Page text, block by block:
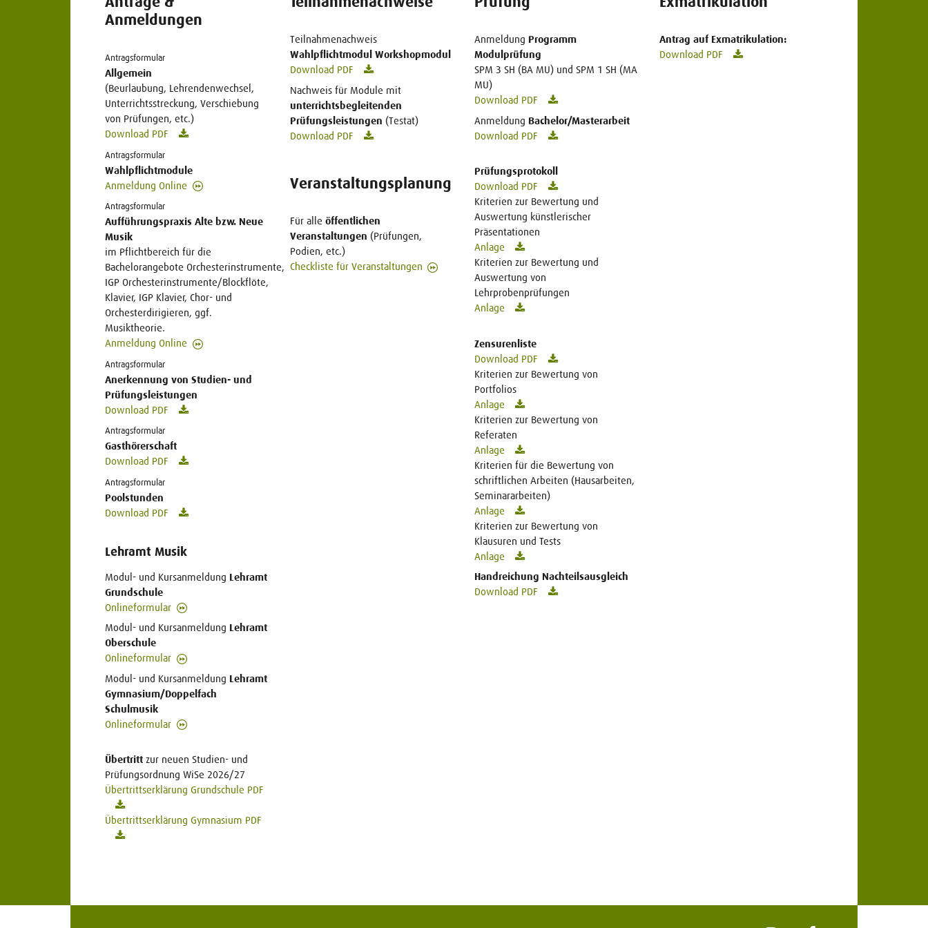
Anmeldungen
Antragsformular
Allgemein
(Beurlaubung, Lehrendenwechsel,
Unterrichtsstreckung, Verschiebung
von Prüfungen, etc.)
Download PDF
Antragsformular
Wahlpflichtmodule
Anmeldung Online
Antragsformular
Aufführungspraxis Alte bzw. Neue
Musik
im Pflichtbereich für die
Bachelorangebote Orchesterinstrumente,
IGP Orchesterinstrumente/Blockflöte,
Klavier, IGP Klavier, Chor- und
Orchesterdirigieren, ggf.
Musiktheorie.
Anmeldung Online
Antragsformular
Anerkennung von Studien- und
Prüfungsleistungen
Download PDF
Antragsformular
Gasthörerschaft
Download PDF
Antragsformular
Poolstunden
Download PDF
Lehramt Musik
Modul- und Kursanmeldung Lehramt
Grundschule
Onlineformular
Modul- und Kursanmeldung Lehramt
Oberschule
Onlineformular
Modul- und Kursanmeldung Lehramt
Gymnasium/Doppelfach
Schulmusik
Onlineformular
Übertritt zur neuen Studien- und
Prüfungsordnung WiSe 2026/27
Übertrittserklärung Grundschule PDF
Übertrittserklärung Gymnasium PDF
Teilnahmenachweis
Wahlpflichtmodul Workshopmodul
Download PDF
Nachweis für Module mit
unterrichtsbegleitenden
Prüfungsleistungen (Testat)
Download PDF
Veranstaltungsplanung
Für alle öffentlichen
Veranstaltungen (Prüfungen,
Podien, etc.)
Checkliste für Veranstaltungen
Anmeldung Programm
Modulprüfung
SPM 3 SH (BA MU) und SPM 1 SH (MA
MU)
Download PDF
Anmeldung Bachelor/Masterarbeit
Download PDF
Prüfungsprotokoll
Download PDF
Kriterien zur Bewertung und
Auswertung künstlerischer
Präsentationen
Anlage
Kriterien zur Bewertung und
Auswertung von
Lehrprobenprüfungen
Anlage
Zensurenliste
Download PDF
Kriterien zur Bewertung von
Portfolios
Anlage
Kriterien zur Bewertung von
Referaten
Anlage
Kriterien für die Bewertung von
schriftlichen Arbeiten (Hausarbeiten,
Seminararbeiten)
Anlage
Kriterien zur Bewertung von
Klausuren und Tests
Anlage
Handreichung Nachteilsausgleich
Download PDF
Antrag auf Exmatrikulation:
Download PDF